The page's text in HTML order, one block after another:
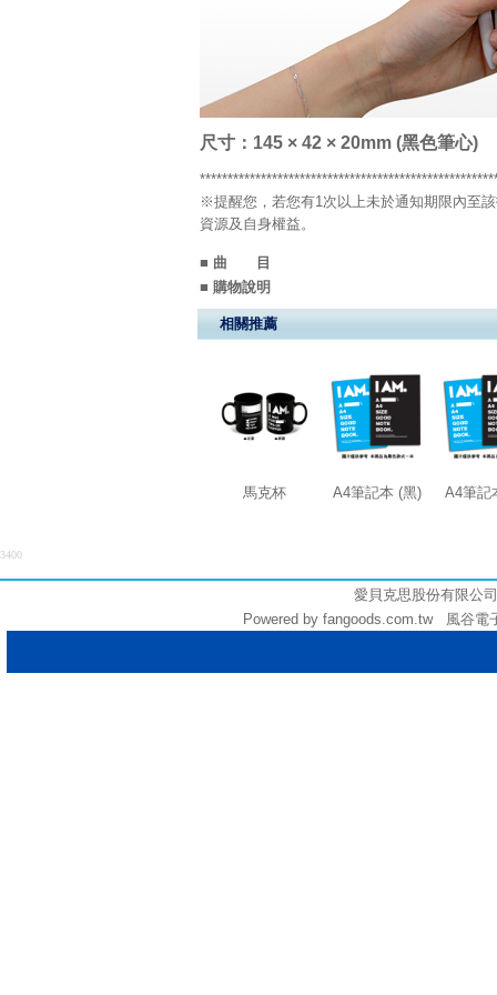
尺寸：145 × 42 × 20mm (黑色筆心)
※提醒您，若您有1次以上未於通知期限內至
資源及自身權益。
■ 曲 目
■ 購物說明
相關推薦
馬克杯 A4筆記本 (黑) A4筆記
3400
愛貝克思股份有限
Powered by fangoods.com.tw 風谷電子商